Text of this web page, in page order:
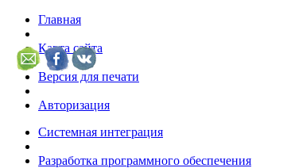
Главная
Карта сайта
Версия для печати
Авторизация
Системная интеграция
Разработка программного обеспечения